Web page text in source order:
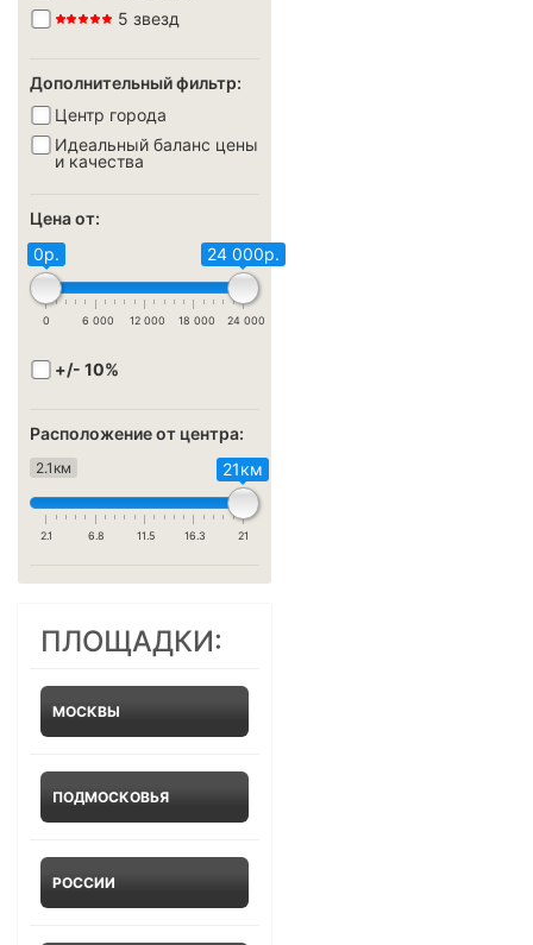
5 звезд
Дополнительный фильтр:
Центр города
Идеальный баланс цены
и качества
Цена от:
0р.
24 000р.
0 6 000 12 000 18 000 24 000
+/- 10%
Расположение от центра:
2.1км 21км
2.1 6.8 11.5 16.3 21
ПЛОЩАДКИ:
МОСКВЫ
ПОДМОСКОВЬЯ
РОССИИ